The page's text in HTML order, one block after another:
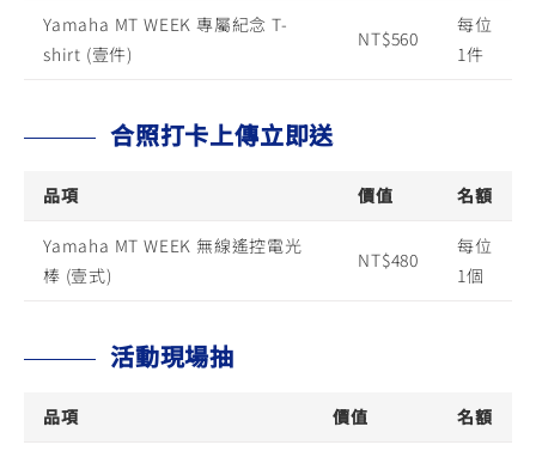
Yamaha MT WEEK 專屬紀念 T-
shirt (壹件)
NT$560
每位
1件
合照打卡上傳立即送
品項 價值 名額
Yamaha MT WEEK 無線遙控電光
棒 (壹式)
NT$480
每位
1個
活動現場抽
品項 價值 名額